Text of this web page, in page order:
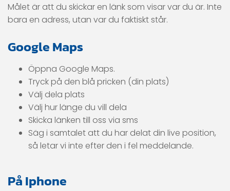
Målet är att du skickar en länk som visar var du är. Inte
bara en adress, utan var du faktiskt står.
Google Maps
Öppna Google Maps.
Tryck på den blå pricken (din plats)
Välj dela plats
Välj hur länge du vill dela
Skicka länken till oss via sms
Säg i samtalet att du har delat din live position,
så letar vi inte efter den i fel meddelande.
På Iphone